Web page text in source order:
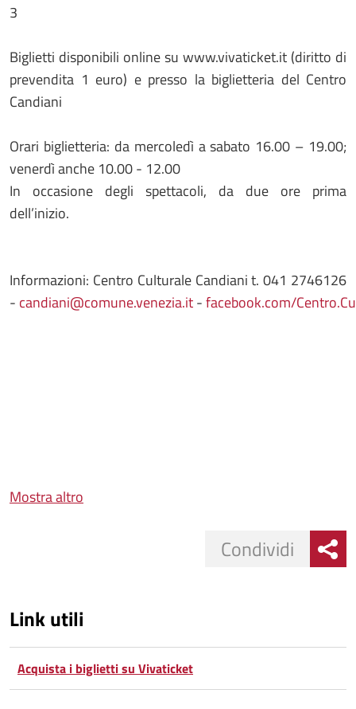
3
Biglietti disponibili online su www.vivaticket.it (diritto di
prevendita 1 euro) e presso la biglietteria del Centro
Candiani
Orari biglietteria: da mercoledì a sabato 16.00 – 19.00;
venerdì anche 10.00 - 12.00
In occasione degli spettacoli, da due ore prima
dell’inizio.
Informazioni: Centro Culturale Candiani t. 041 2746126
- candiani@comune.venezia.it-facebook.com/
Mostra altro
Condividi
Link utili
Acquista i biglietti su Vivaticket